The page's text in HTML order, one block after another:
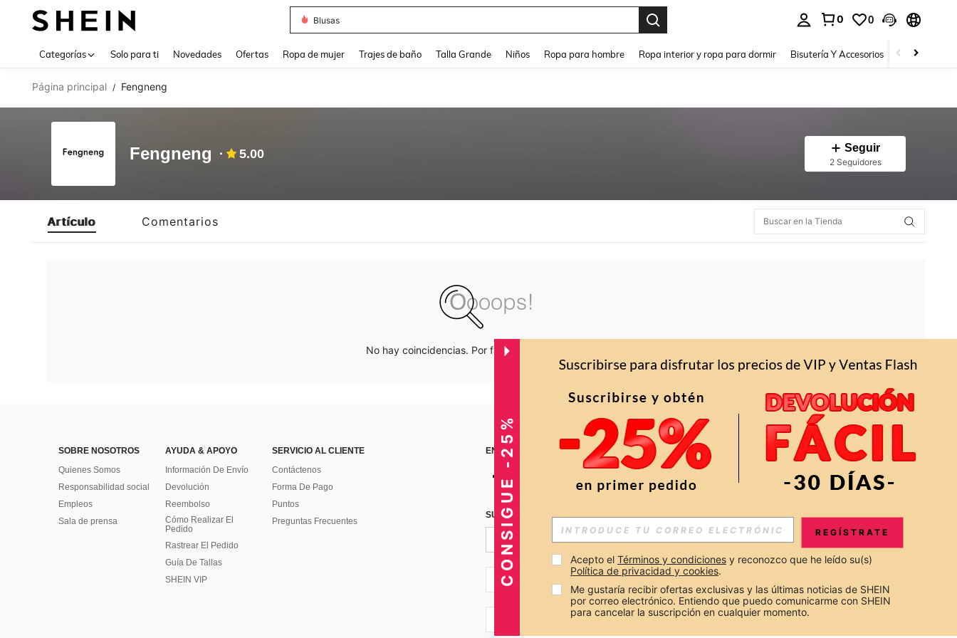
Blusas
0 0
Categorías Solo para ti Novedades Ofertas Ropa de mujer Trajes de baño Talla Grande Niños Ropa para hombre Ropa interior y ropa para dormir Bisutería Y Accesorios Zapatos
Página principal / Fengneng
Fengneng 5.00 Seguir
2 Seguidores
Artículo Comentarios
No hay coincidencias. Por favor inténtalo de nuevo.
SOBRE NOSOTROS
Quienes Somos
Responsabilidad social
Empleos
Sala de prensa
AYUDA & APOYO
Información De Envío
Devolución
Reembolso
Cómo Realizar El
Pedido
Rastrear El Pedido
Guía De Tallas
SHEIN VIP
SERVICIO AL CLIENTE
Contáctenos
Forma De Pago
Puntos
Preguntas Frecuentes
ENCUÉNTRANOS EN APP
SUSCRÍBETE PARA RECIBIR OFERTAS EXCLUSIVAS, PROMOCIONES Y NOTICIAS DE SHEIN
CO + 57
CONSIGUE -25% REGÍSTRATE
Acepto el Términos y condiciones y reconozco que he leído su(s)
Política de privacidad y cookies.
Me gustaría recibir ofertas exclusivas y las últimas noticias de SHEIN
por correo electrónico. Entiendo que puedo comunicarme con SHEIN
para cancelar la suscripción en cualquier momento.